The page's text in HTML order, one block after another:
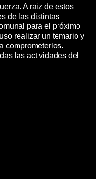
A raíz de estos
de las distintas
para el próximo
realizar un temario y
comprometerlos.
las actividades del